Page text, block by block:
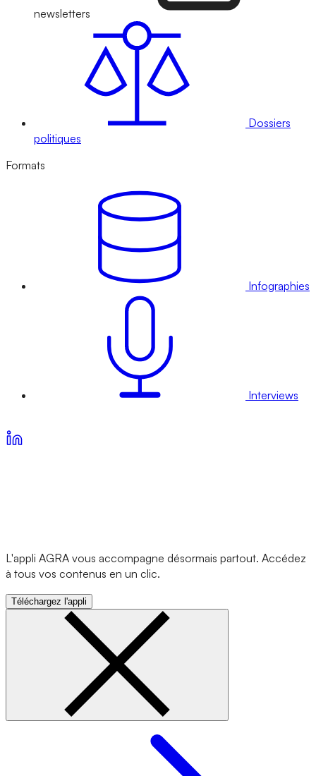
newsletters
Dossiers
politiques
Formats
Infographies
Interviews
L'appli AGRA vous accompagne désormais partout. Accédez
à tous vos contenus en un clic.
Téléchargez l'appli